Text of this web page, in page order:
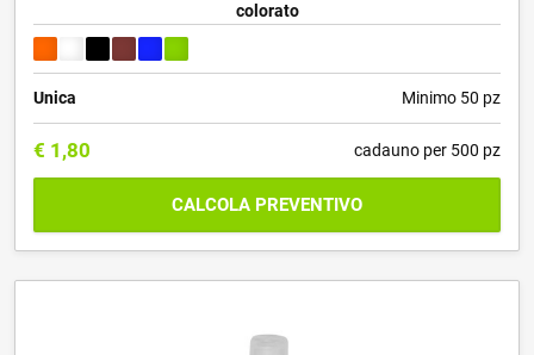
colorato
Unica Minimo 50 pz
€ 1,80 cadauno per 500 pz
CALCOLA PREVENTIVO